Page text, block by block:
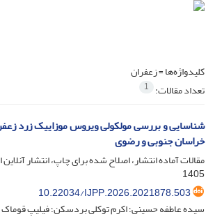
کلیدواژه‌ها =زعفران
تعداد مقالات: 1
شناسایی و بررسی مولکولی ویروس موزاییک زرد
خراسان جنوبی و رضوی
مقالات آماده انتشار، اصلاح شده برای چاپ، انتشار آنلاین
1405
10.22034/IJPP.2026.2021878.503
سیده عاطفه حسینی؛ اکرم توکلی بردسکن؛ فیلیپ قوماک